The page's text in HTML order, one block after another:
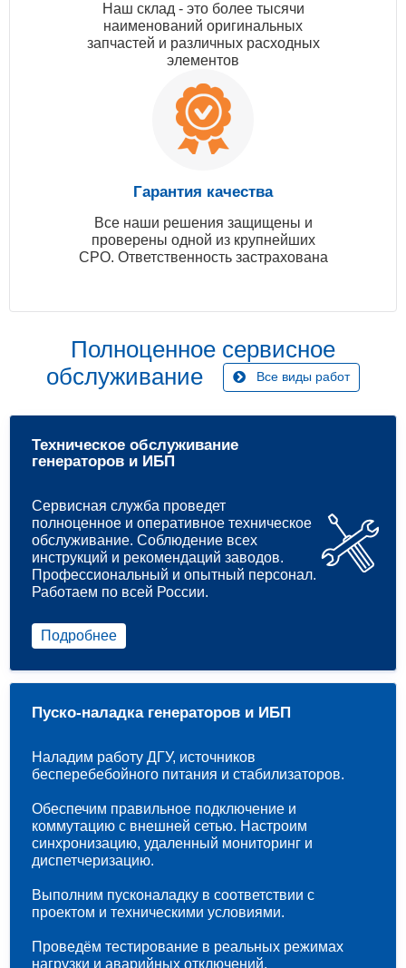
Наш склад - это более тысячи
наименований оригинальных
запчастей и различных расходных
элементов
Гарантия качества
Все наши решения защищены и
проверены одной из крупнейших
СРО. Ответственность застрахована
Полноценное сервисное
обслуживание
Все виды работ
Техническое обслуживание
генераторов и ИБП
Сервисная служба проведет
полноценное и оперативное техническое
обслуживание. Соблюдение всех
инструкций и рекомендаций заводов.
Профессиональный и опытный персонал.
Работаем по всей России.
Подробнее
Пуско-наладка генераторов и ИБП
Наладим работу ДГУ, источников
бесперебебойного питания и стабилизаторов.
Обеспечим правильное подключение и
коммутацию с внешней сетью. Настроим
синхронизацию, удаленный мониторинг и
диспетчеризацию.
Выполним пусконаладку в соответствии с
проектом и техническими условиями.
Проведём тестирование в реальных режимах
нагрузки и аварийных отключений.